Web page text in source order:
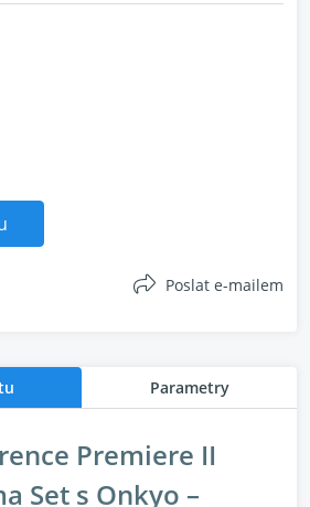
Poslat e-mailem
Parametry
Premiere II
Set s Onkyo –